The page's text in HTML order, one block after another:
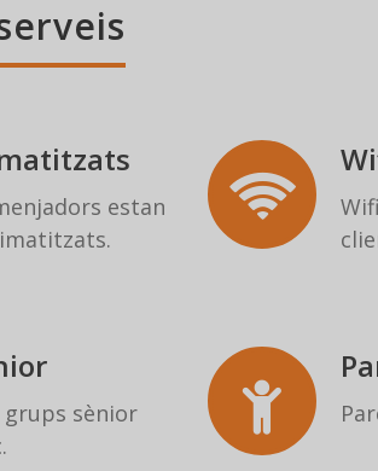
estan
grups sènior